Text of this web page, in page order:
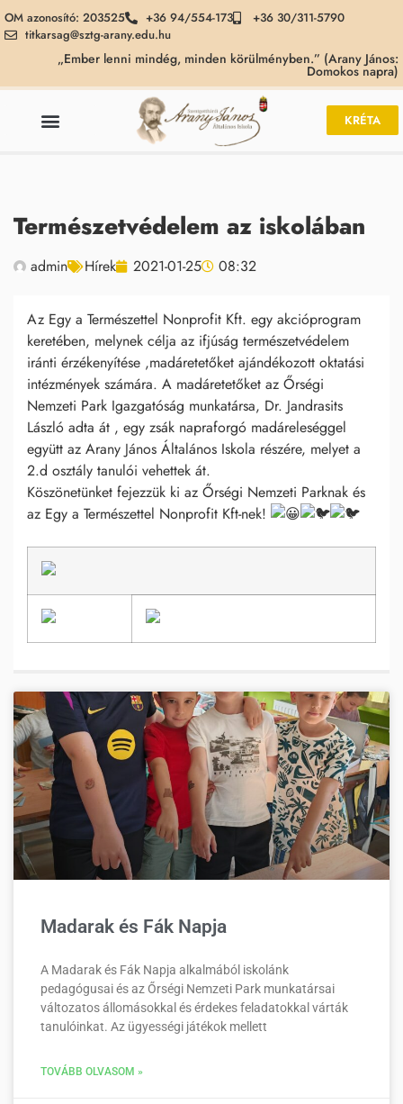
OM azonosító: 203525 +36 94/554-173
+36 30/311-5790
titkarsag@sztg-arany.edu.hu
„Ember lenni mindég, minden körülményben.” (Arany János:
Domokos napra)
KRÉTA
Természetvédelem az iskolában
admin Hírek 2021-01-25 08:32
Az Egy a Természettel Nonprofit Kft. egy akcióprogram
keretében, melynek célja az ifjúság természetvédelem
iránti érzékenyítése ,madáretetőket ajándékozott oktatási
intézmények számára. A madáretetőket az Őrségi
Nemzeti Park Igazgatóság munkatársa, Dr. Jandrasits
László adta át , egy zsák napraforgó madáreleséggel
együtt az Arany János Általános Iskola részére, melyet a
2.d osztály tanulói vehettek át.
Köszönetünket fejezzük ki az Őrségi Nemzeti Parknak és
az Egy a Természettel Nonprofit Kft-nek!
Madarak és Fák Napja
A Madarak és Fák Napja alkalmából iskolánk
pedagógusai és az Őrségi Nemzeti Park munkatársai
változatos állomásokkal és érdekes feladatokkal várták
tanulóinkat. Az ügyességi játékok mellett
TOVÁBB OLVASOM »